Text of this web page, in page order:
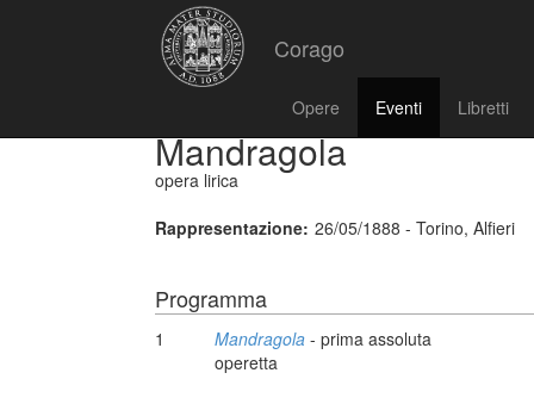
Corago
Opere Eventi Libretti
Mandragola
opera lirica
Rappresentazione: 26/05/1888 - Torino, Alfieri
Programma
1 Mandragola - prima assoluta
operetta